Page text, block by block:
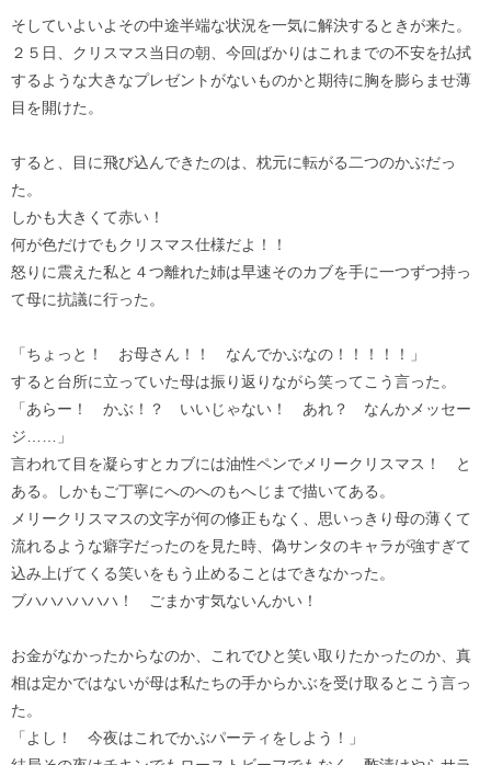
そしていよいよその中途半端な状況を一気に解決するときが来た。
２５日、クリスマス当日の朝、今回ばかりはこれまでの不安を払拭
するような大きなプレゼントがないものかと期待に胸を膨らませ薄
目を開けた。
すると、目に飛び込んできたのは、枕元に転がる二つのかぶだっ
た。
しかも大きくて赤い！
何が色だけでもクリスマス仕様だよ！！
怒りに震えた私と４つ離れた姉は早速そのカブを手に一つずつ持っ
て母に抗議に行った。
「ちょっと！ お母さん！！ なんでかぶなの！！！！！」
すると台所に立っていた母は振り返りながら笑ってこう言った。
「あらー！ かぶ！？ いいじゃない！ あれ？ なんかメッセー
ジ……」
言われて目を凝らすとカブには油性ペンでメリークリスマス！ と
ある。しかもご丁寧にへのへのもへじまで描いてある。
メリークリスマスの文字が何の修正もなく、思いっきり母の薄くて
流れるような癖字だったのを見た時、偽サンタのキャラが強すぎて
込み上げてくる笑いをもう止めることはできなかった。
ブハハハハハハ！ ごまかす気ないんかい！
お金がなかったからなのか、これでひと笑い取りたかったのか、真
相は定かではないが母は私たちの手からかぶを受け取るとこう言っ
た。
「よし！ 今夜はこれでかぶパーティをしよう！」